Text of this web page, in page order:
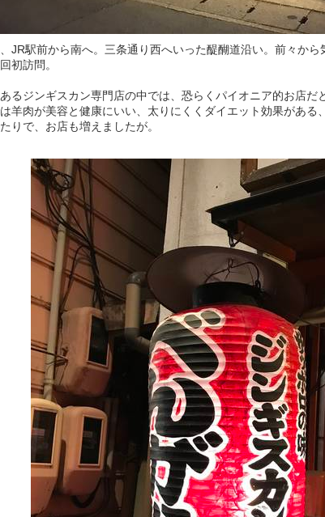
JR駅前から南へ。三条通り西へいった醍醐道沿い。前々か
初訪問。
るジンギスカン専門店の中では、恐らくパイオニア的お店だ
羊肉が美容と健康にいい、太りにくくダイエット効果がある
りで、お店も増えましたが。